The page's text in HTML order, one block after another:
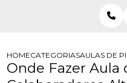
HOMECATEGORIASAULAS DE
Onde Fazer Aula